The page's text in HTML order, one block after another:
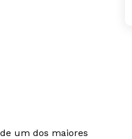
um dos maiores